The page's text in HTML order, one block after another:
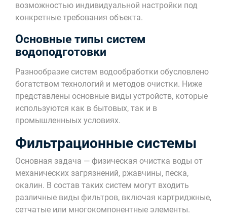
возможностью индивидуальной настройки под
конкретные требования объекта.
Основные типы систем
водоподготовки
Разнообразие систем водообработки обусловлено
богатством технологий и методов очистки. Ниже
представлены основные виды устройств, которые
используются как в бытовых, так и в
промышленныых условиях.
Фильтрационные системы
Основная задача — физическая очистка воды от
механических загрязнений, ржавчины, песка,
окалин. В состав таких систем могут входить
различные виды фильтров, включая картриджные,
сетчатые или многокомпонентные элементы.